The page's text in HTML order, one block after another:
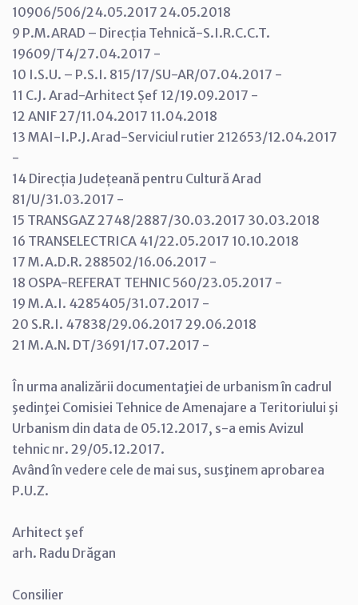
10906/506/24.05.2017 24.05.2018
9 P.M.ARAD – Direcția Tehnică-S.I.R.C.C.T.
19609/T4/27.04.2017 -
10 I.S.U. – P.S.I. 815/17/SU-AR/07.04.2017 -
11 C.J. Arad-Arhitect Șef 12/19.09.2017 -
12 ANIF 27/11.04.2017 11.04.2018
13 MAI-I.P.J.Arad-Serviciul rutier 212653/12.04.2017
-
14 Direcția Județeană pentru Cultură Arad
81/U/31.03.2017 -
15 TRANSGAZ 2748/2887/30.03.2017 30.03.2018
16 TRANSELECTRICA 41/22.05.2017 10.10.2018
17 M.A.D.R. 288502/16.06.2017 -
18 OSPA-REFERAT TEHNIC 560/23.05.2017 -
19 M.A.I. 4285405/31.07.2017 -
20 S.R.I. 47838/29.06.2017 29.06.2018
21 M.A.N. DT/3691/17.07.2017 -
În urma analizării documentaţiei de urbanism în cadrul
şedinţei Comisiei Tehnice de Amenajare a Teritoriului şi
Urbanism din data de 05.12.2017, s-a emis Avizul
tehnic nr. 29/05.12.2017.
Având în vedere cele de mai sus, susţinem aprobarea
P.U.Z.
Arhitect şef
arh. Radu Drăgan
Consilier